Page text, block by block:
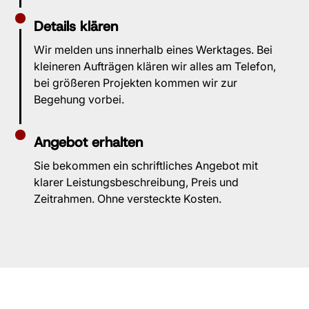
Details klären
Wir melden uns innerhalb eines Werktages. Bei
kleineren Aufträgen klären wir alles am Telefon,
bei größeren Projekten kommen wir zur
Begehung vorbei.
Angebot erhalten
Sie bekommen ein schriftliches Angebot mit
klarer Leistungsbeschreibung, Preis und
Zeitrahmen. Ohne versteckte Kosten.